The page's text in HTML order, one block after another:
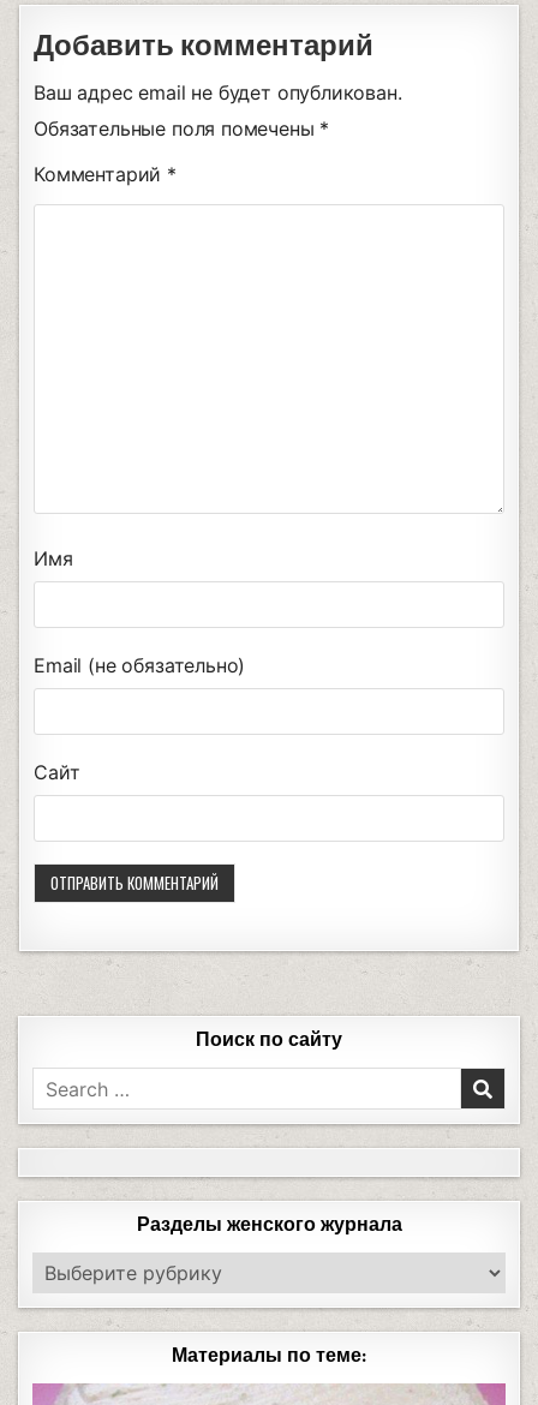
Добавить комментарий
Ваш адрес email не будет опубликован.
Обязательные поля помечены *
Комментарий *
Имя
Email (не обязательно)
Сайт
Поиск по сайту
Разделы женского журнала
Материалы по теме: